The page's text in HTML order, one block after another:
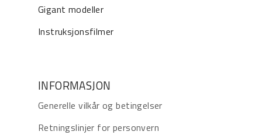
Gigant modeller
Instruksjonsfilmer
INFORMASJON
Generelle vilkår og betingelser
Retningslinjer for personvern